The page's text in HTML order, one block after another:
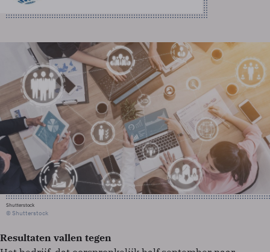
Shutterstock
© Shutterstock
Resultaten vallen tegen